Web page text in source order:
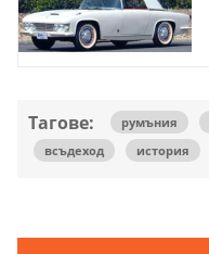
Тагове: румъния
всъдеход
история